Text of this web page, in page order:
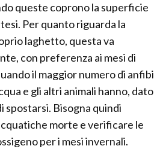
queste coprono la superficie
Per quanto riguarda la
laghetto, questa va
con preferenza ai mesi di
il maggior numero di anfibi
e gli altri animali hanno, dato
spostarsi. Bisogna quindi
morte e verificare le
per i mesi invernali.